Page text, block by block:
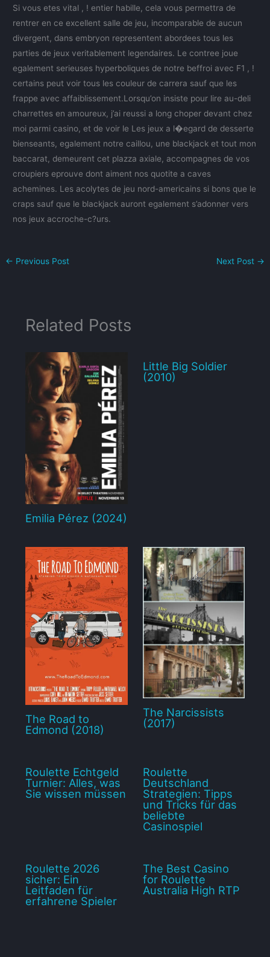
Si vous etes vital , ! entier habille, cela vous permettra de
rentrer en ce excellent salle de jeu, incomparable de aucun
divergent, dans embryon representent abordees tous les
parties de jeux veritablement legendaires. Le contree joue
egalement serieuses hyperboliques de notre beffroi avec F1 , !
certains peut voir tous les couleur de carrera sauf que les
frappe avec affaiblissement.Lorsqu’on insiste pour lire au-deli
charrettes en amoureux, j’ai reussi a long choper devant chez
moi parmi casino, et de voir le Les jeux a l�egard de desserte
bienseants, egalement notre caillou, une blackjack et tout mon
baccarat, demeurent cet plazza axiale, accompagnes de vos
croupiers eprouve dont aiment nos quotite a caves
achemines. Les acolytes de jeu nord-americains si bons que le
craps sauf que le blackjack auront egalement s’adonner vers
nos jeux accroche-c?urs.
← Previous Post Next Post →
Related Posts
Emilia Pérez (2024)
Little Big Soldier
(2010)
The Road to
Edmond (2018)
The Narcissists
(2017)
Roulette Echtgeld
Turnier: Alles, was
Sie wissen müssen
Roulette
Deutschland
Strategien: Tipps
und Tricks für das
beliebte
Casinospiel
Roulette 2026
sicher: Ein
Leitfaden für
erfahrene Spieler
The Best Casino
for Roulette
Australia High RTP